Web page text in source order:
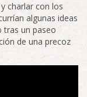
charlar con los
algunas ideas
tras un paseo
de una precoz